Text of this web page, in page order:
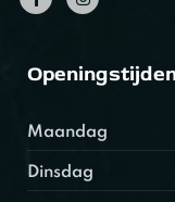
Maandag
Dinsdag